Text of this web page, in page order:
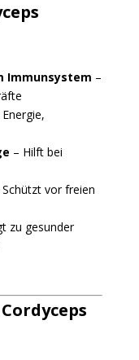
Immunsystem –
– Hilft bei
vor freien
zu gesunder